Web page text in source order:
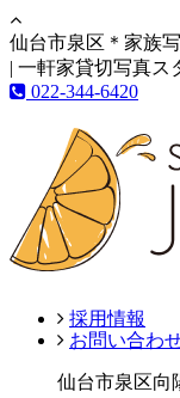
仙台市泉区＊家族
| 一軒家貸切写真ス
022-344-6420
採用情報
お問い合わ
仙台市泉区向